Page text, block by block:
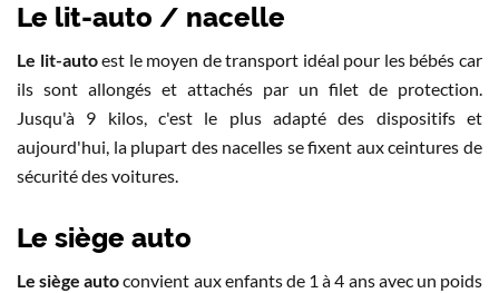
Le lit-auto / nacelle
Le lit-autoest le moyen de transport idéal pour les bébés car
ils sont allongés et attachés par un filet de protection.
Jusqu'à 9 kilos, c'est le plus adapté des dispositifs et
aujourd'hui, la plupart des nacelles se fixent aux ceintures de
sécurité des voitures.
Le siège auto
Le siège autoconvient aux enfants de 1 à 4 ans avec un poids